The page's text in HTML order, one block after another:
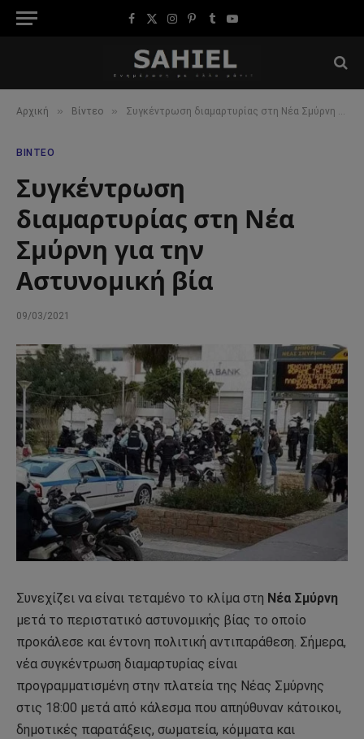
Facebook
X
Instagram
Pinterest
TumblrYouTube
Αρχική » Βίντεο » Συγκέντρωση διαμαρτυρίας στη Νέα Σμύρνη για την Αστυνομική βία
ΒΊΝΤΕΟ
Συγκέντρωση
διαμαρτυρίας στη Νέα
Σμύρνη για την
Αστυνομική βία
09/03/2021
Συνεχίζει να είναι τεταμένο το κλίμα στη Νέα Σμύρνη
μετά το περιστατικό αστυνομικής βίας το οποίο
προκάλεσε και έντονη πολιτική αντιπαράθεση. Σήμερα,
νέα συγκέντρωση διαμαρτυρίας είναι
προγραμματισμένη στην πλατεία της Νέας Σμύρνης
στις 18:00 μετά από κάλεσμα που απηύθυναν κάτοικοι,
δημοτικές παρατάξεις, σωματεία, κόμματα και